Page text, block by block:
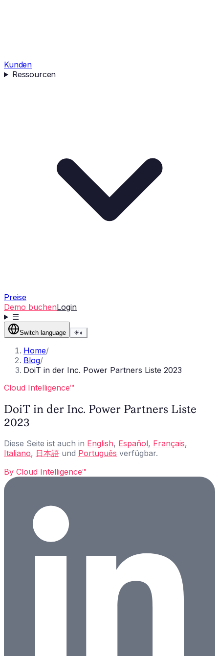
Kunden
Ressourcen
Preise
Demo buchenLogin
☰
Switch language ☀◐
Home/
Blog/
DoiT in der Inc. Power Partners Liste 2023
Cloud Intelligence™
DoiT in der Inc. Power Partners Liste
2023
Diese Seite ist auch in English, Español, Français,
Italiano, 日本語 und Português verfügbar.
By Cloud Intelligence™